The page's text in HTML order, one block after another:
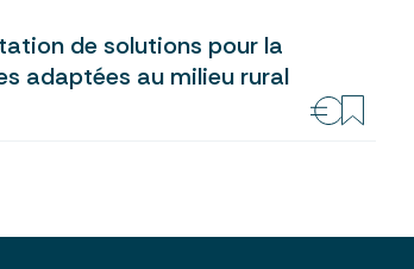
de solutions pour la
adaptées au milieu rural